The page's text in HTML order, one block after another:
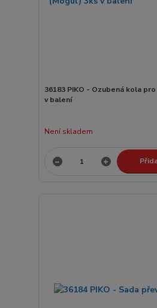
36183 PIKO - Ozubená kola
v balení
Není skladem